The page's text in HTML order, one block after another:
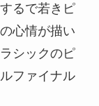
るで若きピ
心情が描い
シックのピ
ファイナル